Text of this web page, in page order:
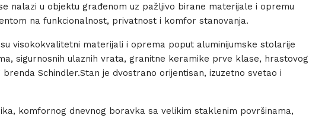
nalazi u objektu građenom uz pažljivo birane materijale i opremu
na funkcionalnost, privatnost i komfor stanovanja.
visokokvalitetni materijali i oprema poput aluminijumske stolarije
sigurnosnih ulaznih vrata, granitne keramike prve klase, hrastovog
Schindler.Stan je dvostrano orijentisan, izuzetno svetao i
komfornog dnevnog boravka sa velikim staklenim površinama,